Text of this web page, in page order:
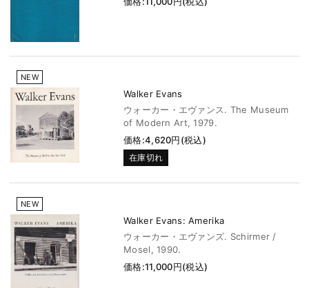
NEW
Walker Evans
ウォーカー・エヴァンス. The Museum
of Modern Art, 1979.
価格:4,620円(税込)
在庫切れ
NEW
Walker Evans: Amerika
ウォーカー・エヴァンズ. Schirmer /
Mosel, 1990.
価格:11,000円(税込)